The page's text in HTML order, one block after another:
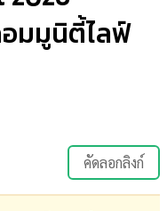
มมูนิตี้ไลฟ์
คัดลอกลิงก์